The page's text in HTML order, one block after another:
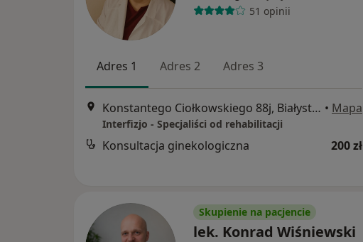
51 opinii
Adres 1 Adres 2 Adres 3
Konstantego Ciołkowskiego 88j, Białystok • Mapa
Interfizjo - Specjaliści od rehabilitacji
Konsultacja ginekologiczna 200 zł
Skupienie na pacjencie
lek. Konrad Wiśniewski